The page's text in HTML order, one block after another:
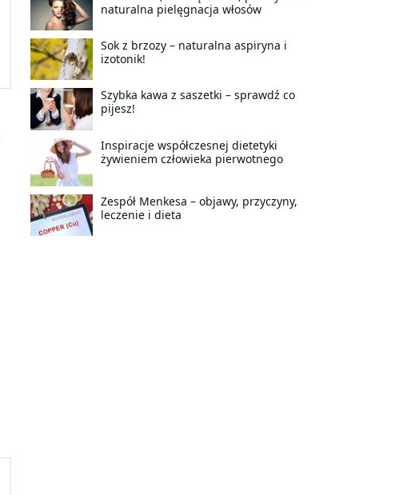
naturalna pielęgnacja włosów
Sok z brzozy – naturalna aspiryna i
izotonik!
Szybka kawa z saszetki – sprawdź co
pijesz!
Inspiracje współczesnej dietetyki
żywieniem człowieka pierwotnego
Zespół Menkesa – objawy, przyczyny,
leczenie i dieta